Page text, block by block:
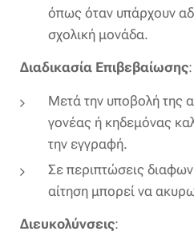
όπως όταν υπάρχουν
σχολική μονάδα.
Διαδικασία Επιβεβαίωσης:
Μετά την υποβολή της
γονέας ή κηδεμόνας
την εγγραφή.
Σε περιπτώσεις
αίτηση μπορεί να
Διευκολύνσεις: